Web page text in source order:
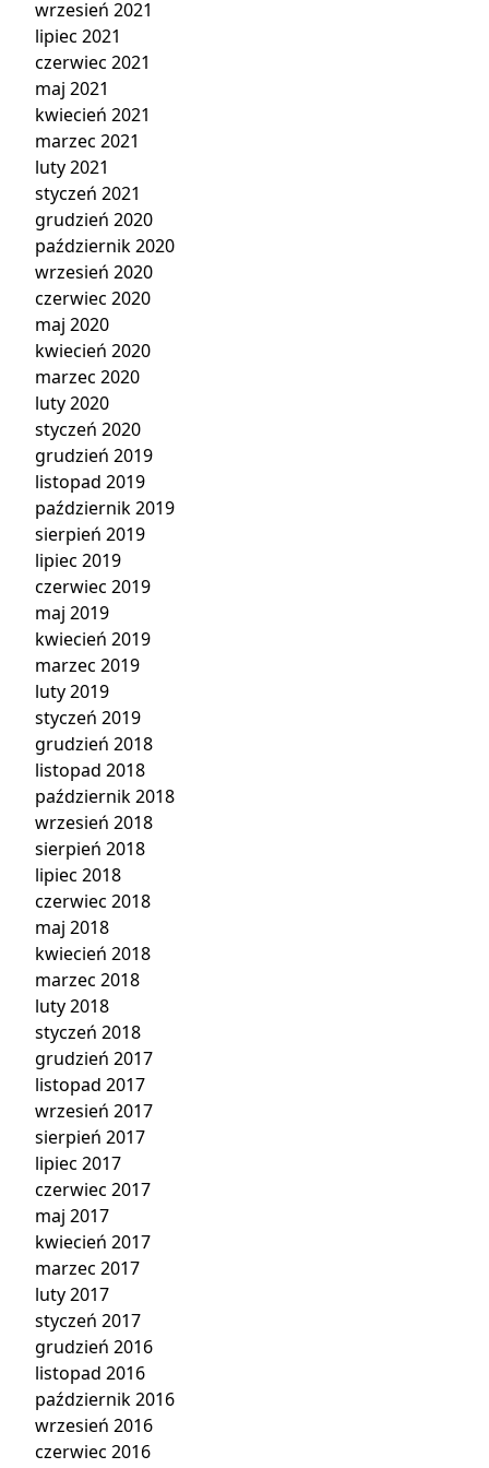
wrzesień 2021
lipiec 2021
czerwiec 2021
maj 2021
kwiecień 2021
marzec 2021
luty 2021
styczeń 2021
grudzień 2020
październik 2020
wrzesień 2020
czerwiec 2020
maj 2020
kwiecień 2020
marzec 2020
luty 2020
styczeń 2020
grudzień 2019
listopad 2019
październik 2019
sierpień 2019
lipiec 2019
czerwiec 2019
maj 2019
kwiecień 2019
marzec 2019
luty 2019
styczeń 2019
grudzień 2018
listopad 2018
październik 2018
wrzesień 2018
sierpień 2018
lipiec 2018
czerwiec 2018
maj 2018
kwiecień 2018
marzec 2018
luty 2018
styczeń 2018
grudzień 2017
listopad 2017
wrzesień 2017
sierpień 2017
lipiec 2017
czerwiec 2017
maj 2017
kwiecień 2017
marzec 2017
luty 2017
styczeń 2017
grudzień 2016
listopad 2016
październik 2016
wrzesień 2016
czerwiec 2016